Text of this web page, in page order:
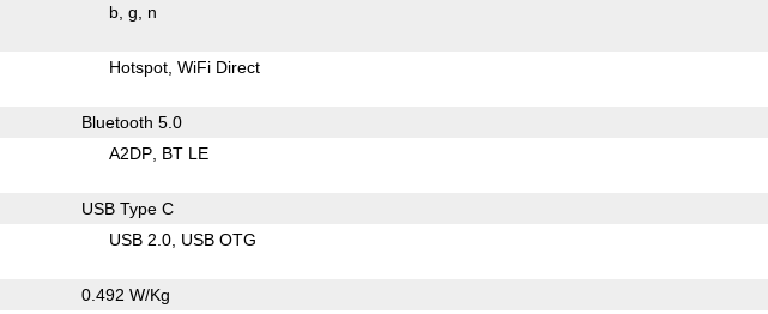
b g n
Hotspot WiFi Direct
Bluetooth 5.0
A2DP BT LE
USB Type C
USB 2.0 USB OTG
0.492 W/Kg